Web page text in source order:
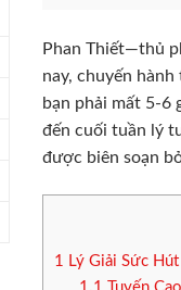
Phan Thiết—thủ
nay, chuyến
bạn phải mất 5-6
đến cuối tuần lý
được biên soạn
1 Lý Giải Sức